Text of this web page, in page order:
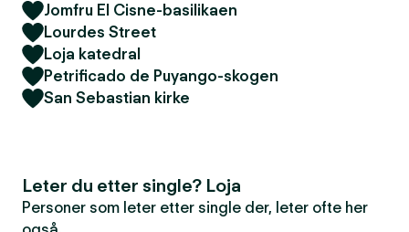
Jomfru El Cisne-basilikaen
Lourdes Street
Loja katedral
Petrificado de Puyango-skogen
San Sebastian kirke
Leter du etter single? Loja
Personer som leter etter single der, leter ofte her